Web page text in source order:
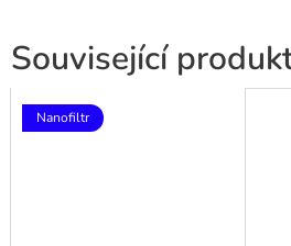
Související
Nanofiltr